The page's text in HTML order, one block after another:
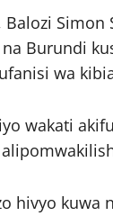
Burundi
wa
wakati
hivyo